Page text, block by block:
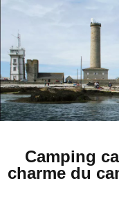
Camping
charme du